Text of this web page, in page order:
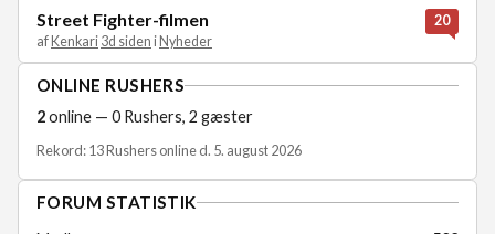
Street Fighter-filmen
afKenkari 3d siden iNyheder
20
ONLINE RUSHERS
2online — 0 Rushers, 2 gæster
Rekord: 13 Rushers online d. 5. august 2026
FORUM STATISTIK